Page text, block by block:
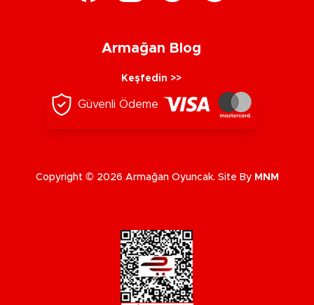
Armağan Blog
Keşfedin >>
Güvenli Ödeme
Copyright © 2026 Armağan Oyuncak. Site By MNM